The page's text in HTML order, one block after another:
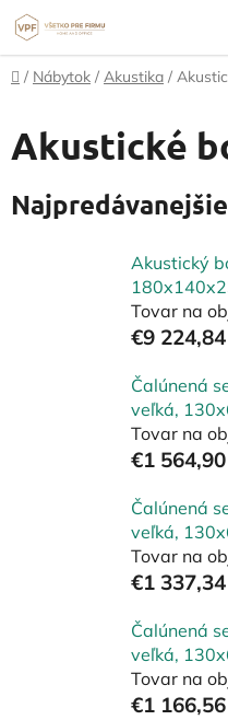
Prejsť
na
obsah
Domov
/ Nábytok / Akustika /
Akustické
Najpredávanejšie
Akustický
Tovar na
€9 224,84
Čalúnená
veľká,
Tovar na
€1 564,90
Čalúnená
veľká,
Tovar na
€1 337,34
Čalúnená
veľká,
Tovar na
€1 166,56